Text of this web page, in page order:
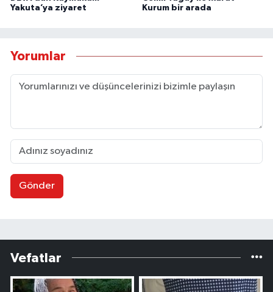
Yakuta’ya ziyaret
Kurum bir arada
Yorumlar
Gönder
Vefatlar